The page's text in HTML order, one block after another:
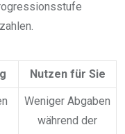
Nutzen für Sie
Weniger Abgaben
während der